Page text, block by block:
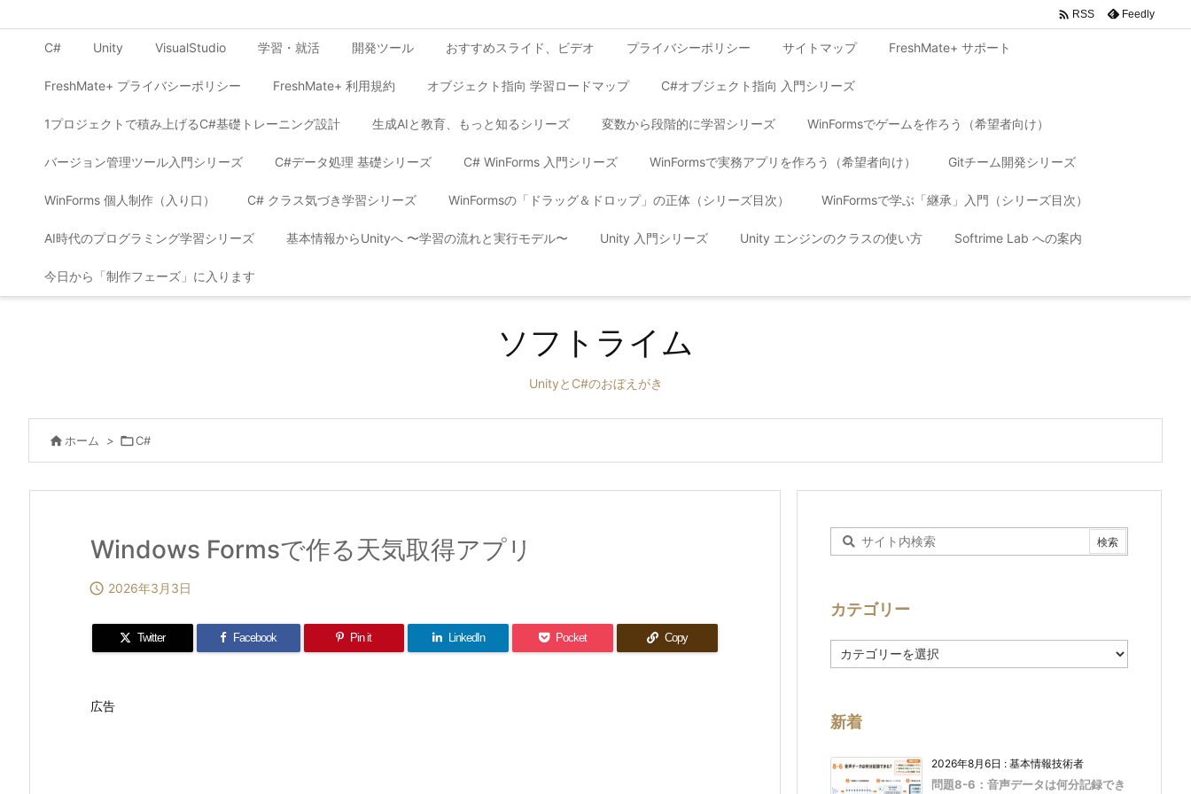
C# Unity VisualStudio 学習・就活 開発ツール おすすめスライド、ビデオ プライバシーポリシー サイトマップ FreshMate+ サポート
FreshMate+ プライバシーポリシー FreshMate+ 利用規約 オブジェクト指向 学習ロードマップ C#オブジェクト指向 入門シリーズ
1プロジェクトで積み上げるC#基礎トレーニング設計 生成AIと教育、もっと知るシリーズ 変数から段階的に学習シリーズ WinFormsでゲームを作ろう（希望者向け）
バージョン管理ツール入門シリーズ C#データ処理 基礎シリーズ C# WinForms 入門シリーズ WinFormsで実務アプリを作ろう（希望者向け） Gitチーム開発シリーズ
WinForms 個人制作（入り口） C# クラス気づき学習シリーズ WinFormsの「ドラッグ＆ドロップ」の正体（シリーズ目次） WinFormsで学ぶ「継承」入門（シリーズ目次）
AI時代のプログラミング学習シリーズ 基本情報からUnityへ 〜学習の流れと実行モデル〜 Unity 入門シリーズ Unity エンジンのクラスの使い方 Softrime Lab への案内
今日から「制作フェーズ」に入ります
 RSS Feedly
ソフトライム
UnityとC#のおぼえがき
 ホーム > C#
Windows Formsで作る天気取得アプリ
 2026年3月3日
Twitter Facebook Pin it LinkedIn Pocket Copy
広告
カテゴリー
テ
ー
新着
2026年8月6日 : 基本情報技術者
問題8-6：音声データは何分記録でき